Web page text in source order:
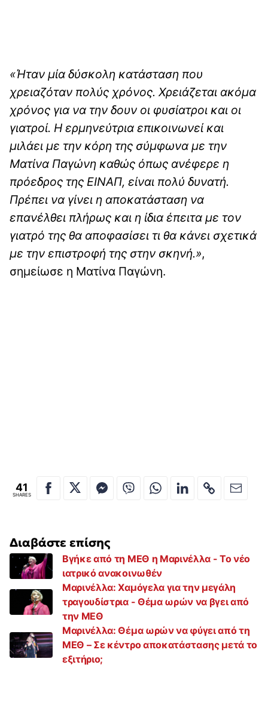
«Ήταν μία δύσκολη κατάσταση που
χρειαζόταν πολύς χρόνος. Χρειάζεται ακόμα
χρόνος για να την δουν οι φυσίατροι και οι
γιατροί. Η ερμηνεύτρια επικοινωνεί και
μιλάει με την κόρη της σύμφωνα με την
Ματίνα Παγώνη καθώς όπως ανέφερε η
πρόεδρος της ΕΙΝΑΠ, είναι πολύ δυνατή.
Πρέπει να γίνει η αποκατάσταση να
επανέλθει πλήρως και η ίδια έπειτα με τον
γιατρό της θα αποφασίσει τι θα κάνει σχετικά
με την επιστροφή της στην σκηνή.»,
σημείωσε η Ματίνα Παγώνη.
41
SHARES
Διαβάστε επίσης
Βγήκε από τη ΜΕΘ η Μαρινέλλα - Το νέο
ιατρικό ανακοινωθέν
Μαρινέλλα: Χαμόγελα για την μεγάλη
τραγουδίστρια - Θέμα ωρών να βγει από
την ΜΕΘ
Μαρινέλλα: Θέμα ωρών να φύγει από τη
ΜΕΘ – Σε κέντρο αποκατάστασης μετά το
εξιτήριο;